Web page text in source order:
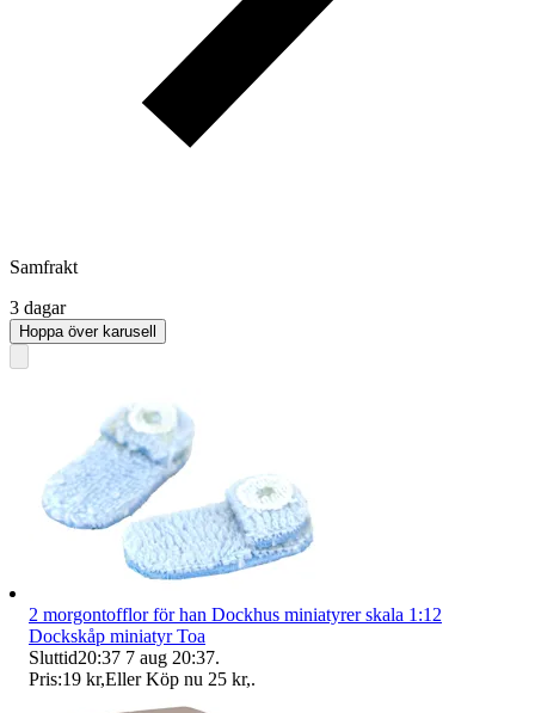
Samfrakt
3 dagar
Hoppa över karusell
2 morgontofflor för han Dockhus miniatyrer skala 1:12
Dockskåp miniatyr Toa
Sluttid20:37 7 aug 20:37.
Pris:19 kr,Eller Köp nu 25 kr,.